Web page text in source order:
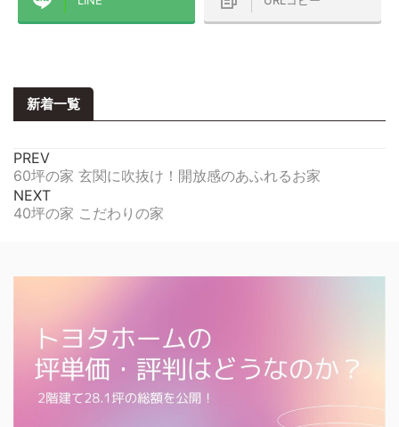
新着一覧
PREV
60坪の家 玄関に吹抜け！開放感のあふれるお家
NEXT
40坪の家 こだわりの家